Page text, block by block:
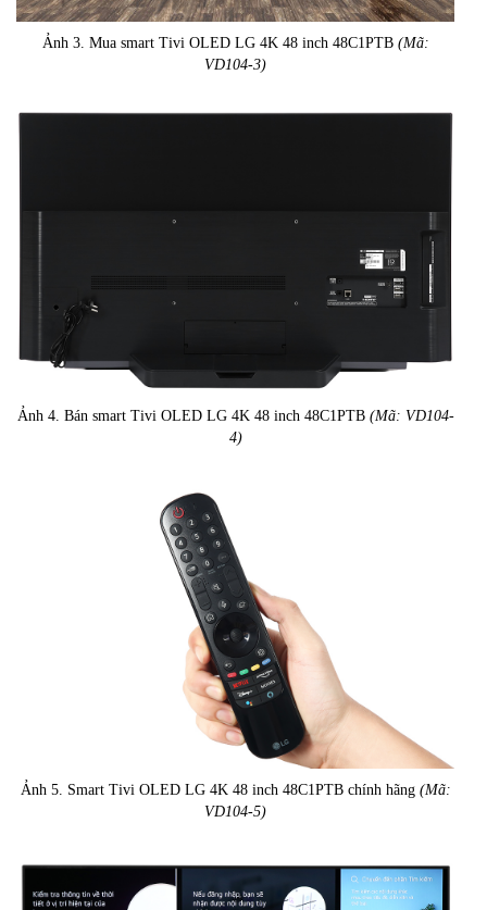
Ảnh 3. Mua smart Tivi OLED LG 4K 48 inch 48C1PTB (Mã:
VD104-3)
Ảnh 4. Bán smart Tivi OLED LG 4K 48 inch 48C1PTB (Mã: VD104-
4)
Ảnh 5. Smart Tivi OLED LG 4K 48 inch 48C1PTB chính hãng (Mã:
VD104-5)